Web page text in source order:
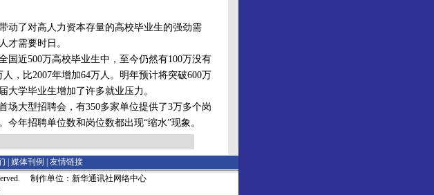
了对高人力资本存量的高校毕业生的强劲需
才需要时日。
近500万高校毕业生中，至今仍然有100万没有
，比2007年增加64万人。明年预计将突破600万
大学毕业生增加了许多就业压力。
大型招聘会，有350多家单位提供了3万多个岗
年招聘单位数和岗位数都出现“缩水”现象。
媒体刊例
友情链接
制作单位：新华通讯社网络中心